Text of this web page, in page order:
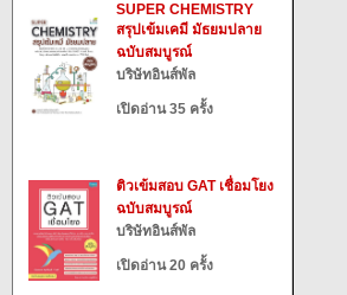
SUPER CHEMISTRY
สรุปเข้มเคมี มัธยมปลาย
ฉบับสมบูรณ์
บริษัทอินส์พัล
เปิดอ่าน 35 ครั้ง
ติวเข้มสอบ GAT เชื่อมโยง
ฉบับสมบูรณ์
บริษัทอินส์พัล
เปิดอ่าน 20 ครั้ง